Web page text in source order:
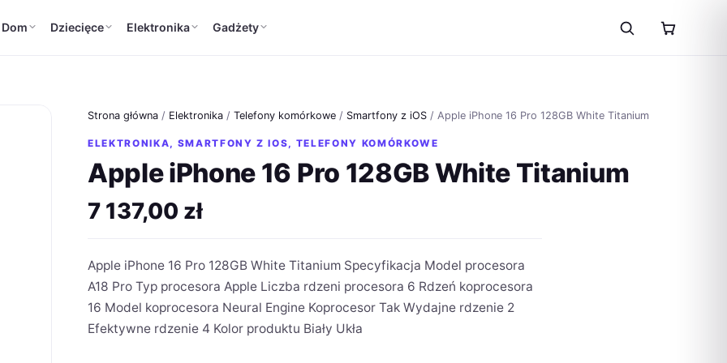
Dom Dziecięce Elektronika Gadżety
Strona główna / Elektronika / Telefony komórkowe / Smartfony z iOS / Apple iPhone 16 Pro 128GB White Titanium
ELEKTRONIKA, SMARTFONY Z IOS, TELEFONY KOMÓRKOWE
Apple iPhone 16 Pro 128GB White Titanium
7 137,00 zł
Apple iPhone 16 Pro 128GB White Titanium Specyfikacja Model procesora
A18 Pro Typ procesora Apple Liczba rdzeni procesora 6 Rdzeń koprocesora
16 Model koprocesora Neural Engine Koprocesor Tak Wydajne rdzenie 2
Efektywne rdzenie 4 Kolor produktu Biały Ukła